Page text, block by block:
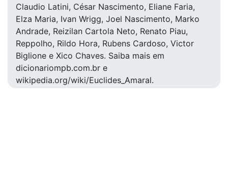
Claudio Latini, César Nascimento, Eliane Faria,
Elza Maria, Ivan Wrigg, Joel Nascimento, Marko
Andrade, Reizilan Cartola Neto, Renato Piau,
Reppolho, Rildo Hora, Rubens Cardoso, Victor
Biglione e Xico Chaves. Saiba mais em
dicionariompb.com.br e
wikipedia.org/wiki/Euclides_Amaral.